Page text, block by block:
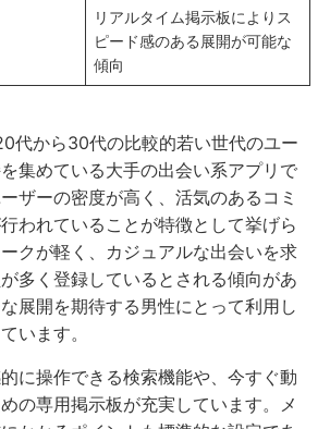
リアルタイム掲示板によりス
ピード感のある展開が可能な
傾向
代から30代の比較的若い世代のユー
集めている大手の出会い系アプリで
ザーの密度が高く、活気のあるコミ
われていることが特徴として挙げら
クが軽く、カジュアルな出会いを求
多く登録しているとされる傾向があ
展開を期待する男性にとって利用し
います。
に操作できる検索機能や、今すぐ動
の専用掲示板が充実しています。メ